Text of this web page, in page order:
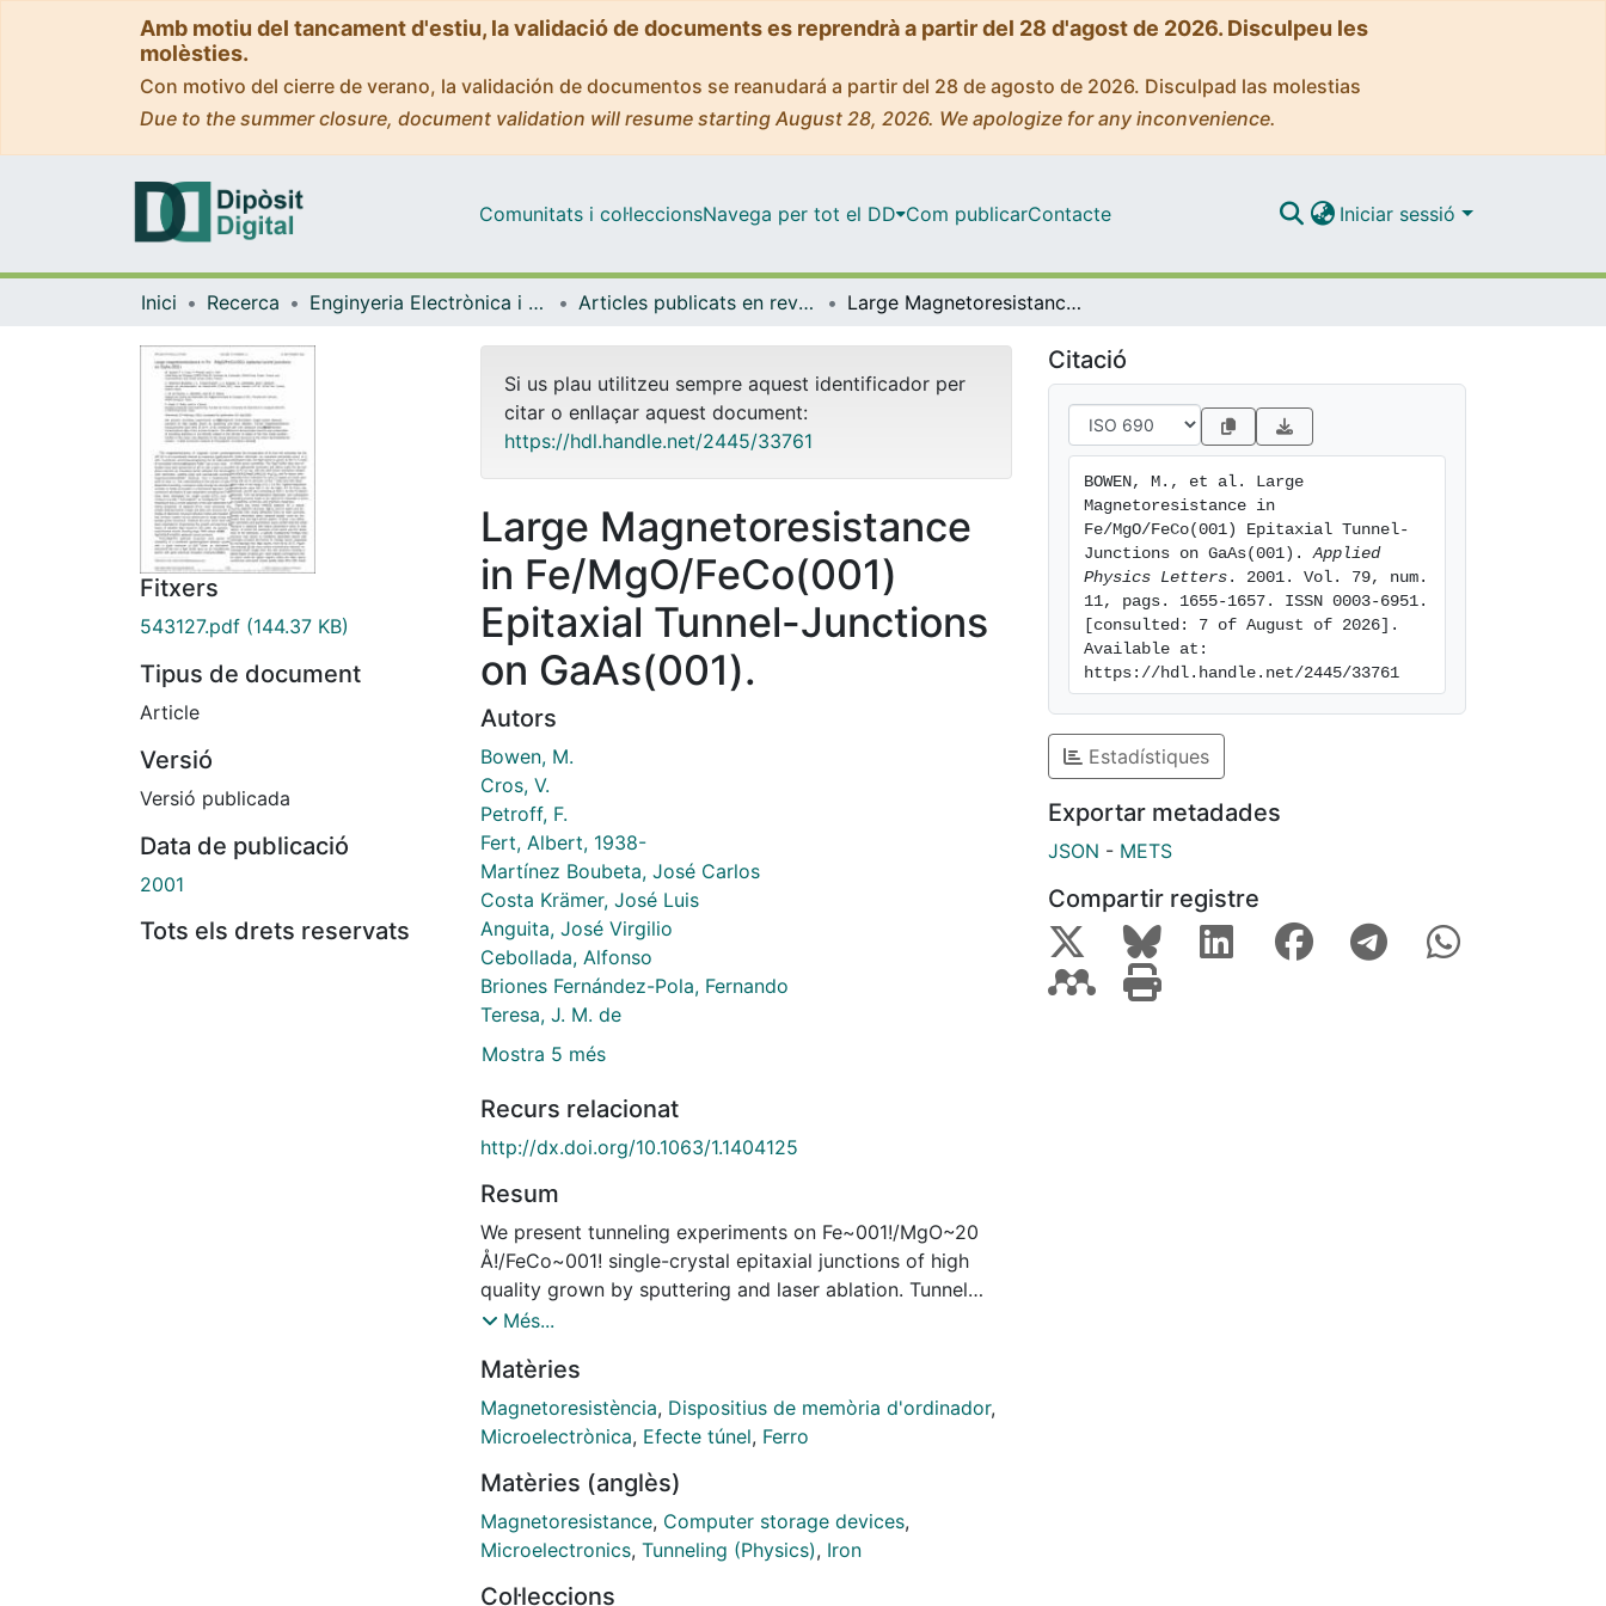
Amb motiu del tancament d'estiu, la validació de documents es reprendrà a partir del 28 d'agost de 2026. Disculpeu les
molèsties.
Con motivo del cierre de verano, la validación de documentos se reanudará a partir del 28 de agosto de 2026. Disculpad las molestias
Due to the summer closure, document validation will resume starting August 28, 2026. We apologize for any inconvenience.
Comunitats i col·leccionsNavega per tot el DD Com publicarContacte Iniciar sessió
Inici Recerca Enginyeria Electrònica i Biomèdica Articles publicats en revistes (Enginyeria Electrònica i Biomèdica) Large Magnetoresistance in Fe/MgO/FeCo(001) Epitaxial Tunnel-Junctions on GaAs(001).
Fitxers
543127.pdf (144.37 KB)
Tipus de document
Article
Versió
Versió publicada
Data de publicació
2001
Tots els drets reservats
Si us plau utilitzeu sempre aquest identificador per
citar o enllaçar aquest document:
https://hdl.handle.net/2445/33761
Large Magnetoresistance
in Fe/MgO/FeCo(001)
Epitaxial Tunnel-Junctions
on GaAs(001).
Autors
Bowen, M.
Cros, V.
Petroff, F.
Fert, Albert, 1938-
Martínez Boubeta, José Carlos
Costa Krämer, José Luis
Anguita, José Virgilio
Cebollada, Alfonso
Briones Fernández-Pola, Fernando
Teresa, J. M. de
Mostra 5 més
Recurs relacionat
http://dx.doi.org/10.1063/1.1404125
Resum
We present tunneling experiments on Fe~001!/MgO~20
Å!/FeCo~001! single-crystal epitaxial junctions of high
quality grown by sputtering and laser ablation. Tunnel
magnetoresistance measurements give 60% at 30 K, to be
Fe/amorphous-Al2O3 /FeCo tunnel junctions. This
difference demonstrates that the spin polarization of
tunneling electrons is not directly related to the density of
depends on the actual electronic structure of the entire
electrode/barrier system.
Més...
Matèries
Magnetoresistència, Dispositius de memòria d'ordinador,
Microelectrònica, Efecte túnel, Ferro
Matèries (anglès)
Magnetoresistance, Computer storage devices,
Microelectronics, Tunneling (Physics), Iron
Col·leccions
Citació
BOWEN, M., et al. Large
Magnetoresistance in
Fe/MgO/FeCo(001) Epitaxial Tunnel-
Junctions on GaAs(001). Applied
Physics Letters . 2001. Vol. 79, num.
11, pags. 1655-1657. ISSN 0003-6951.
[consulted: 7 of August of 2026].
Available at:
https://hdl.handle.net/2445/33761
Estadístiques
Exportar metadades
JSON - METS
Compartir registre